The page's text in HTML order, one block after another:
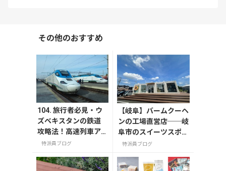
その他のおすすめ
104. 旅行者必見・ウ
ズベキスタンの鉄道
攻略法！高速列車ア
フラシアブ号から旅
まで
特派員ブログ
【岐阜】バームクーヘ
ンの工場直営店──岐
阜市のスイーツスポッ
ト「FLEUR（フルー
特派員ブログ